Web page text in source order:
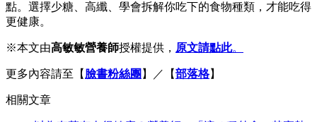
點。選擇少糖、高纖、學會拆解你吃下的食物種類，才能吃得
更健康。
※本文由高敏敏營養師授權提供， 原文請點此。
更多內容請至【 臉書粉絲團 】／【部落格】
相關文章